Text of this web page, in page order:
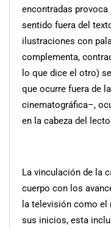
encontradas
sentido fuera del
ilustraciones con
complementa,
lo que dice el otro)
que ocurre fuera de
cinematográfica–,
en la cabeza del
La vinculación de la
cuerpo con los
la televisión como
sus inicios, esta